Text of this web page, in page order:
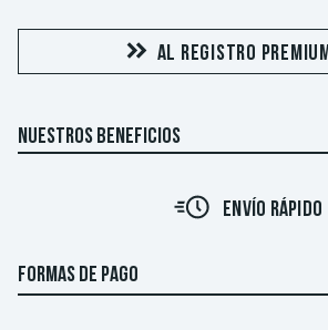
AL REGISTRO
NUESTROS BENEFICIOS
ENVÍO RÁPIDO
FORMAS DE PAGO